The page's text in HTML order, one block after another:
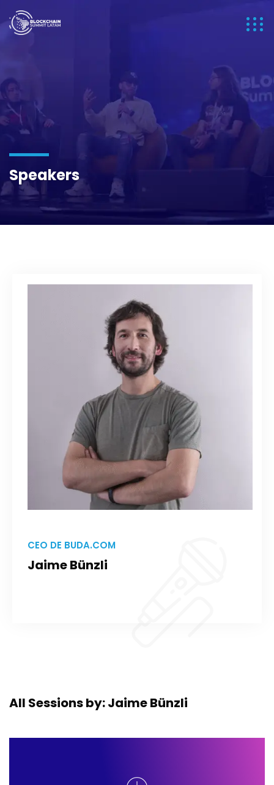
Speakers
CEO DE BUDA.COM
Jaime Bünzli
All Sessions by: Jaime Bünzli